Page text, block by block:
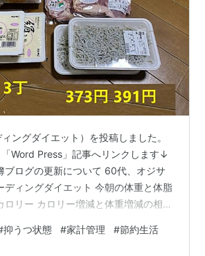
ングダイエット）を投稿しました。
Word Press」記事へリンクします↓
ブログの更新について 60代、オジサ
ディングダイエット 今朝の体重と体脂
ロリー カロリー増減と体重増減の相関
日の買い物 ランキング参加中健康ラン
】2024年開設ブログランキング参加
抑うつ状態 #家計管理 #節約生活